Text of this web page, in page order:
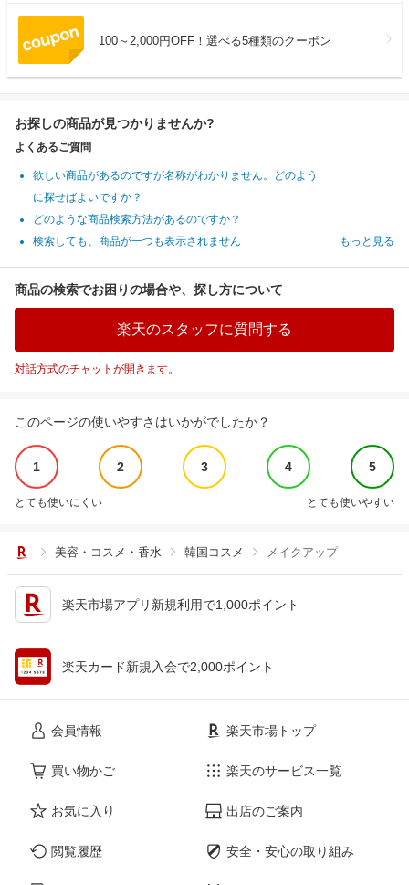
100～2,000円OFF！選べる5種類のクーポン
お探しの商品が見つかりませんか?
よくあるご質問
欲しい商品があるのですが名称がわかりません。どのよう
に探せばよいですか？
どのような商品検索方法があるのですか？
検索しても、商品が一つも表示されません
もっと見る
商品の検索でお困りの場合や、探し方について
楽天のスタッフに質問する
対話方式のチャットが開きます。
このページの使いやすさはいかがでしたか？
1 2 3 4 5
とても使いにくい とても使いやすい
美容・コスメ・香水 韓国コスメ メイクアップ
楽天市場アプリ新規利用で1,000ポイント
楽天カード新規入会で2,000ポイント
会員情報
買い物かご
お気に入り
閲覧履歴
楽天市場トップ
楽天のサービス一覧
出店のご案内
安全・安心の取り組み